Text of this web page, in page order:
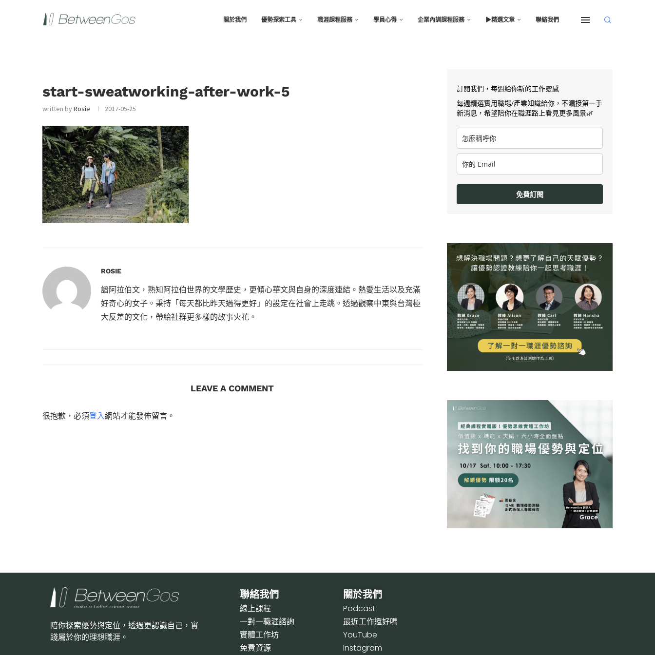
關於我們 優勢探索工具 職涯課程服務 學員心得 企業內訓課程服務 ▶︎精選文章 聯絡我們
start-sweatworking-after-work-5
written byRosie 2017-05-25
ROSIE
諳阿拉伯文，熟知阿拉伯世界的文學歷史，更傾心華文與自身的深度連結。熱愛生活以及充滿
好奇心的女子。秉持「每天都比昨天過得更好」的設定在社會上走跳。透過觀察中東與台灣極
大反差的文化，帶給社群更多樣的故事火花。
LEAVE A COMMENT
很抱歉，必須登入網站才能發佈留言。
訂閱我們，每週給你新的工作靈感
每週精選實用職場/產業知識給你，不漏接第一手
新消息，希望陪你在職涯路上看見更多風景🌿
免費訂閱
陪你探索優勢與定位，透過更認識自己，實
踐屬於你的理想職涯。
聯絡我們
線上課程
一對一職涯諮詢
實體工作坊
免費資源
關於我們
Podcast
最近工作還好嗎
YouTube
Instagram